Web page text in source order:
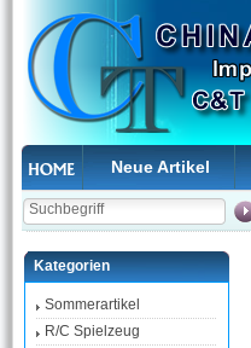
Neue Artikel
Kategorien
Sommerartikel
R/C Spielzeug